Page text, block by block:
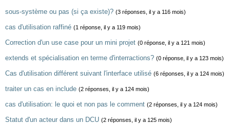
sous-système ou pas (si ça existe)? (3 réponses, il y a 116 mois)
cas d'utilisation raffiné (1 réponse, il y a 119 mois)
Correction d'un use case pour un mini projet (0 réponse, il y a 121 mois)
extends et spécialisation en terme d'interractions? (0 réponse, il y a 123 mois)
Cas d'utilisation différent suivant l'interface utilisé (6 réponses, il y a 124 mois)
traiter un cas en include (2 réponses, il y a 124 mois)
cas d'utilisation: le quoi et non pas le comment (2 réponses, il y a 124 mois)
Statut d'un acteur dans un DCU (2 réponses, il y a 125 mois)